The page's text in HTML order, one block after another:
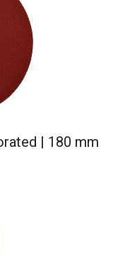
| 180 mm